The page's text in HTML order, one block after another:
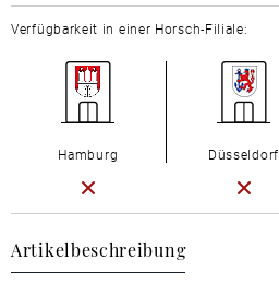
Artikelbeschreibung
Verfügbarkeit in einer Horsch-Filiale:
Hamburg Düsseldorf